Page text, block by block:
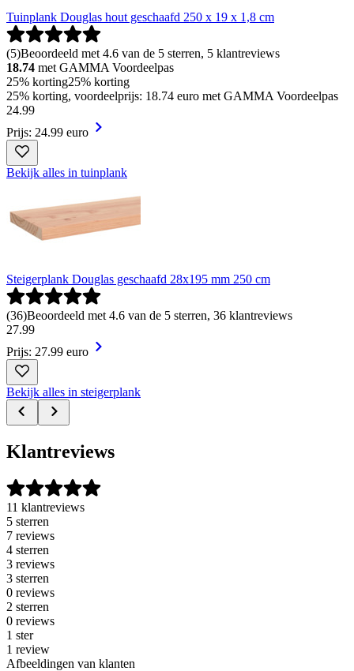
Tuinplank Douglas hout geschaafd 250 x 19 x 1,8 cm
(5)Beoordeeld met 4.6 van de 5 sterren, 5 klantreviews
18.74 met GAMMA Voordeelpas
25% korting25% korting
25% korting, voordeelprijs: 18.74 euro met GAMMA Voordeelpas
24.99
Prijs: 24.99 euro
Bekijk alles in tuinplank
Steigerplank Douglas geschaafd 28x195 mm 250 cm
(36)Beoordeeld met 4.6 van de 5 sterren, 36 klantreviews
27.99
Prijs: 27.99 euro
Bekijk alles in steigerplank
Klantreviews
11 klantreviews
5 sterren
7 reviews
4 sterren
3 reviews
3 sterren
0 reviews
2 sterren
0 reviews
1 ster
1 review
Afbeeldingen van klanten